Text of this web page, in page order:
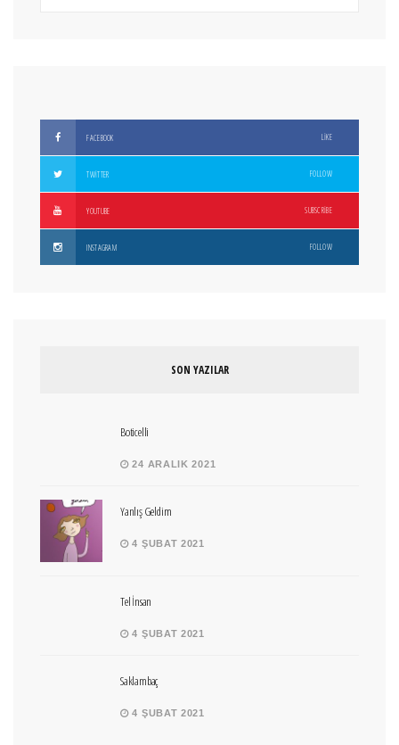
FACEBOOK LIKE
TWITTER FOLLOW
YOUTUBE SUBSCRIBE
INSTAGRAM FOLLOW
SON YAZILAR
Boticelli
24 ARALIK 2021
Yanlış Geldim
4 ŞUBAT 2021
Tel İnsan
4 ŞUBAT 2021
Saklambaç
4 ŞUBAT 2021